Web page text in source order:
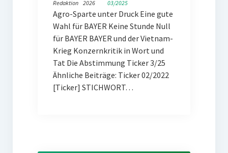
Redaktion
2026
03/2025
Agro-Sparte unter Druck Eine gute
Wahl für BAYER Keine Stunde Null
für BAYER BAYER und der Vietnam-
Krieg Konzernkritik in Wort und
Tat Die Abstimmung Ticker 3/25
Ähnliche Beiträge: Ticker 02/2022
[Ticker] STICHWORT…